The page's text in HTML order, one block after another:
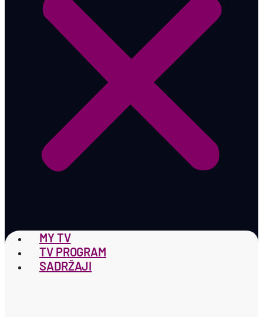
MY TV
TV PROGRAM
SADRŽAJI